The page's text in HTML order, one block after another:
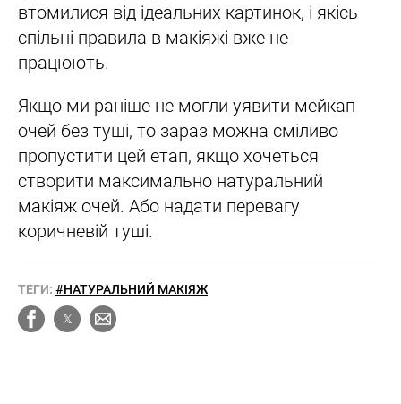
втомилися від ідеальних картинок, і якісь
спільні правила в макіяжі вже не
працюють.
Якщо ми раніше не могли уявити мейкап
очей без туші, то зараз можна сміливо
пропустити цей етап, якщо хочеться
створити максимально натуральний
макіяж очей. Або надати перевагу
коричневій туші.
ТЕГИ: #НАТУРАЛЬНИЙ МАКІЯЖ